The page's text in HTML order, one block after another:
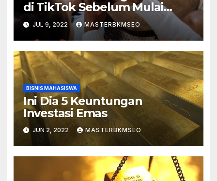
di TikTok Sebelum Mulai
Bisnis
JUL 9, 2022 MASTERBKMSEO
BISNIS MAHASISWA
Ini Dia 5 Keuntungan
Investasi Emas
JUN 2, 2022 MASTERBKMSEO